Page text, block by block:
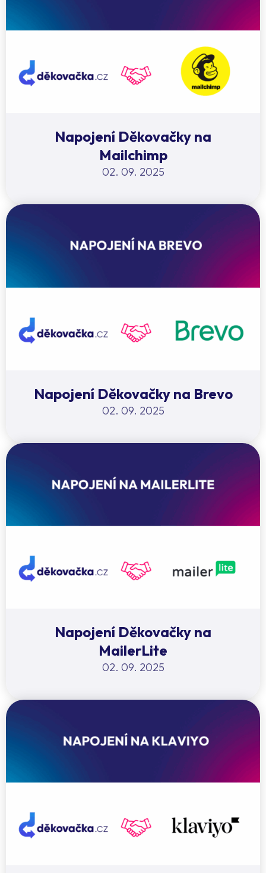
Napojení Děkovačky na
Mailchimp
02. 09. 2025
Napojení Děkovačky na Brevo
02. 09. 2025
Napojení Děkovačky na
MailerLite
02. 09. 2025